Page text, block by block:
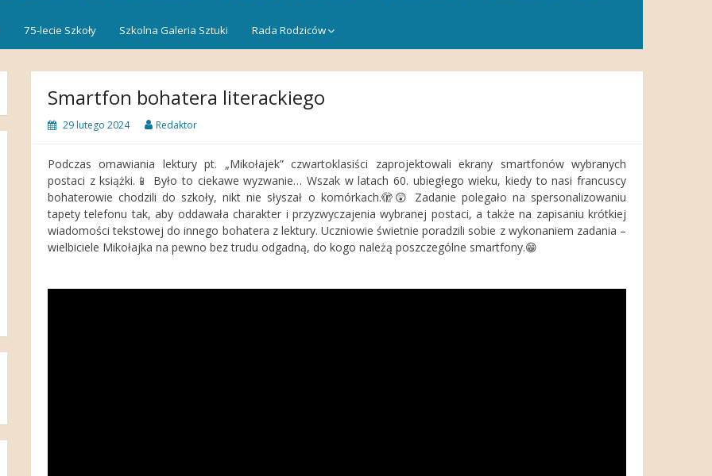
75-lecie Szkoły Szkolna Galeria Sztuki Rada Rodziców
Smartfon bohatera literackiego
29 lutego 2024 Redaktor
Podczas omawiania lektury pt. „Mikołajek” czwartoklasiści zaprojektowali ekrany smartfonów wybranych
postaci z książki.📱 Było to ciekawe wyzwanie… Wszak w latach 60. ubiegłego wieku, kiedy to nasi francuscy
bohaterowie chodzili do szkoły, nikt nie słyszał o komórkach.🫣😲 Zadanie polegało na spersonalizowaniu
tapety telefonu tak, aby oddawała charakter i przyzwyczajenia wybranej postaci, a także na zapisaniu krótkiej
wiadomości tekstowej do innego bohatera z lektury. Uczniowie świetnie poradzili sobie z wykonaniem zadania –
wielbiciele Mikołajka na pewno bez trudu odgadną, do kogo należą poszczególne smartfony.😁